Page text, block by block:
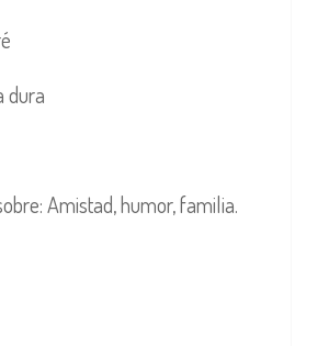
dura
Amistad, humor, familia.